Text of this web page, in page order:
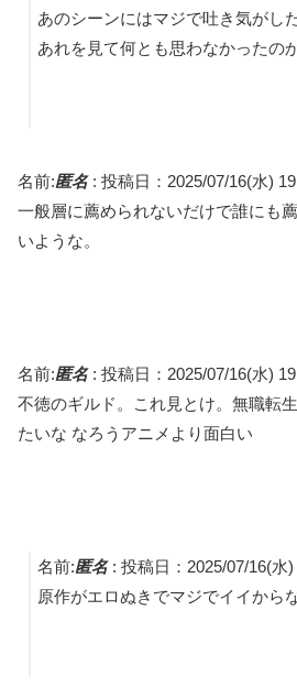
あのシーンにはマジで吐き気がした
あれを見て何とも思わなかったの
名前:匿名: 投稿日：2025/07/16(水)
一般層に薦められないだけで誰にも
いような。
名前:匿名: 投稿日：2025/07/16(水)
不徳のギルド。これ見とけ。無職転
たいな なろうアニメより面白い
名前:匿名: 投稿日：2025/07/16(水)
原作がエロぬきでマジでイイから